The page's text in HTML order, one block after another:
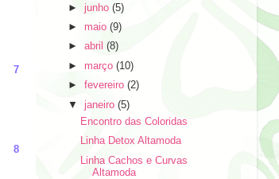
7
8
►junho(5)
► maio(9)
►abril(8)
► março(10)
►fevereiro(2)
▼ janeiro(5)
Encontro das Coloridas
Linha Detox Altamoda
Linha Cachos e Curvas
Altamoda